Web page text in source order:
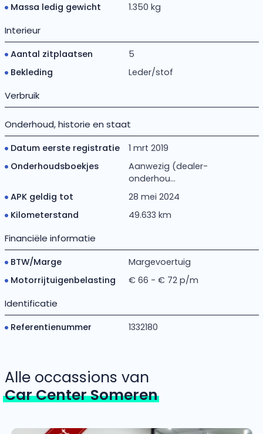
Massa ledig gewicht
1.350 kg
Interieur
Aantal zitplaatsen
5
Bekleding
Leder/stof
Verbruik
Onderhoud, historie en staat
Datum eerste registratie
1 mrt 2019
Onderhoudsboekjes
Aanwezig (dealer-
onderhou...
APK geldig tot
28 mei 2024
Kilometerstand
49.633 km
Financiële informatie
BTW/Marge
Margevoertuig
Motorrijtuigenbelasting
€ 66 - € 72 p/m
Identificatie
Referentienummer 1332180
Alle occassions van
Car Center Someren